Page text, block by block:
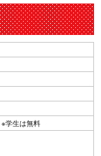
学生は無料